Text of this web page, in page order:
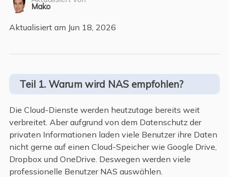
Mako
Aktualisiert am Jun 18, 2026
Teil 1. Warum wird NAS empfohlen?
Die Cloud-Dienste werden heutzutage bereits weit
verbreitet. Aber aufgrund von dem Datenschutz der
privaten Informationen laden viele Benutzer ihre Daten
nicht gerne auf einen Cloud-Speicher wie Google Drive,
Dropbox und OneDrive. Deswegen werden viele
professionelle Benutzer NAS auswählen.